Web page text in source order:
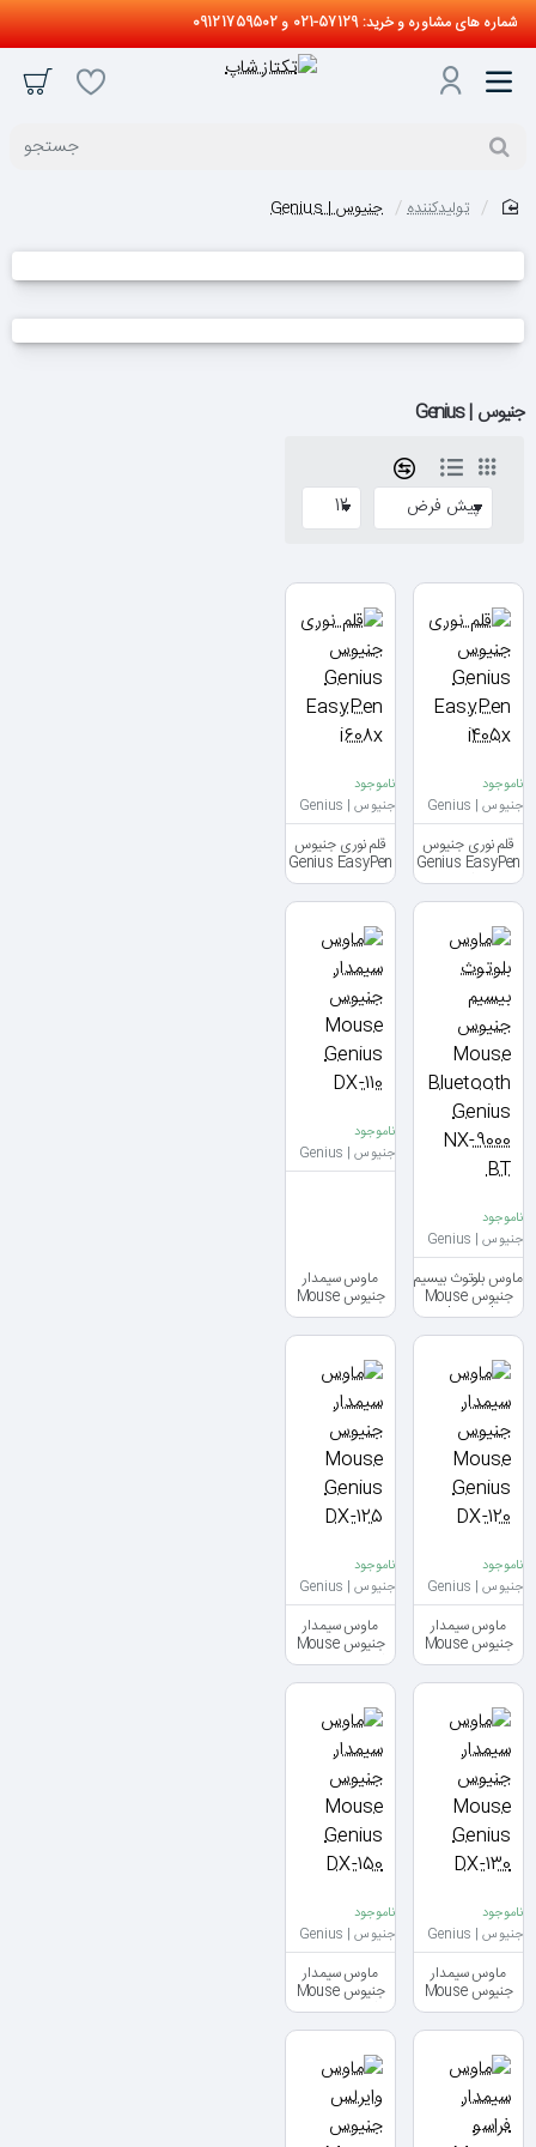
شماره های مشاوره و خرید: 57129-021 و 09121759502
جستجو
تولیدکننده جنیوس | Genius
جنیوس | Genius
ناموجود
جنیوس | Genius
قلم نوری جنیوس
Genius EasyPen
i405x
ناموجود
جنیوس | Genius
قلم نوری جنیوس
Genius EasyPen
i608x
ناموجود
جنیوس | Genius
ماوس بلوتوث بیسیم
جنیوس Mouse
Bluetooth
Genius NX-9000
ناموجود
جنیوس | Genius
ماوس سیمدار
جنیوس Mouse
Genius DX-110
ناموجود
جنیوس | Genius
ماوس سیمدار
جنیوس Mouse
Genius DX-120
ناموجود
جنیوس | Genius
ماوس سیمدار
جنیوس Mouse
Genius DX-125
ناموجود
جنیوس | Genius
ماوس سیمدار
جنیوس Mouse
Genius DX-130
ناموجود
جنیوس | Genius
ماوس سیمدار
جنیوس Mouse
Genius DX-150